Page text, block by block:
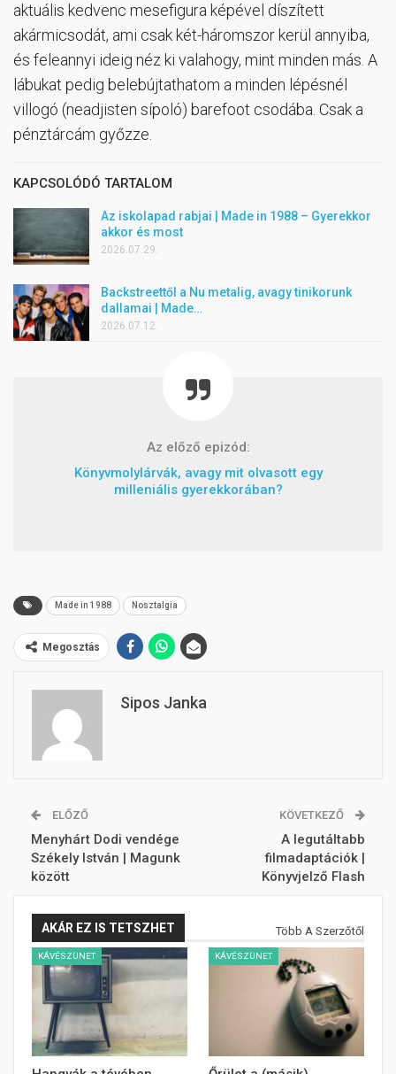
aktuális kedvenc mesefigura képével díszített
akármicsodát, ami csak két-háromszor kerül annyiba,
és feleannyi ideig néz ki valahogy, mint minden más. A
lábukat pedig belebújtathatom a minden lépésnél
villogó (neadjisten sípoló) barefoot csodába. Csak a
pénztárcám győzze.
KAPCSOLÓDÓ TARTALOM
Az iskolapad rabjai | Made in 1988 – Gyerekkor
akkor és most
2026.07.29.
Backstreettől a Nu metalig, avagy tinikorunk
dallamai | Made…
2026.07.12.
Az előző epizód:
Könyvmolylárvák, avagy mit olvasott egy
milleniális gyerekkorában?
Made in 1988 Nosztalgia
Megosztás
Sipos Janka
ELŐZŐ
Menyhárt Dodi vendége
Székely István | Magunk
között
KÖVETKEZŐ
A legutáltabb
filmadaptációk |
Könyvjelző Flash
AKÁR EZ IS TETSZHET Több A Szerzőtől
KÁVÉSZÜNET KÁVÉSZÜNET